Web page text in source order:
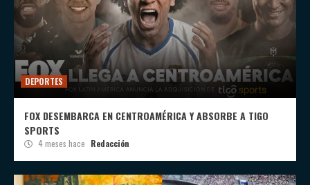
DEPORTES
FOX DESEMBARCA EN CENTROAMÉRICA Y ABSORBE A TIGO
SPORTS
4 meses hace Redacción